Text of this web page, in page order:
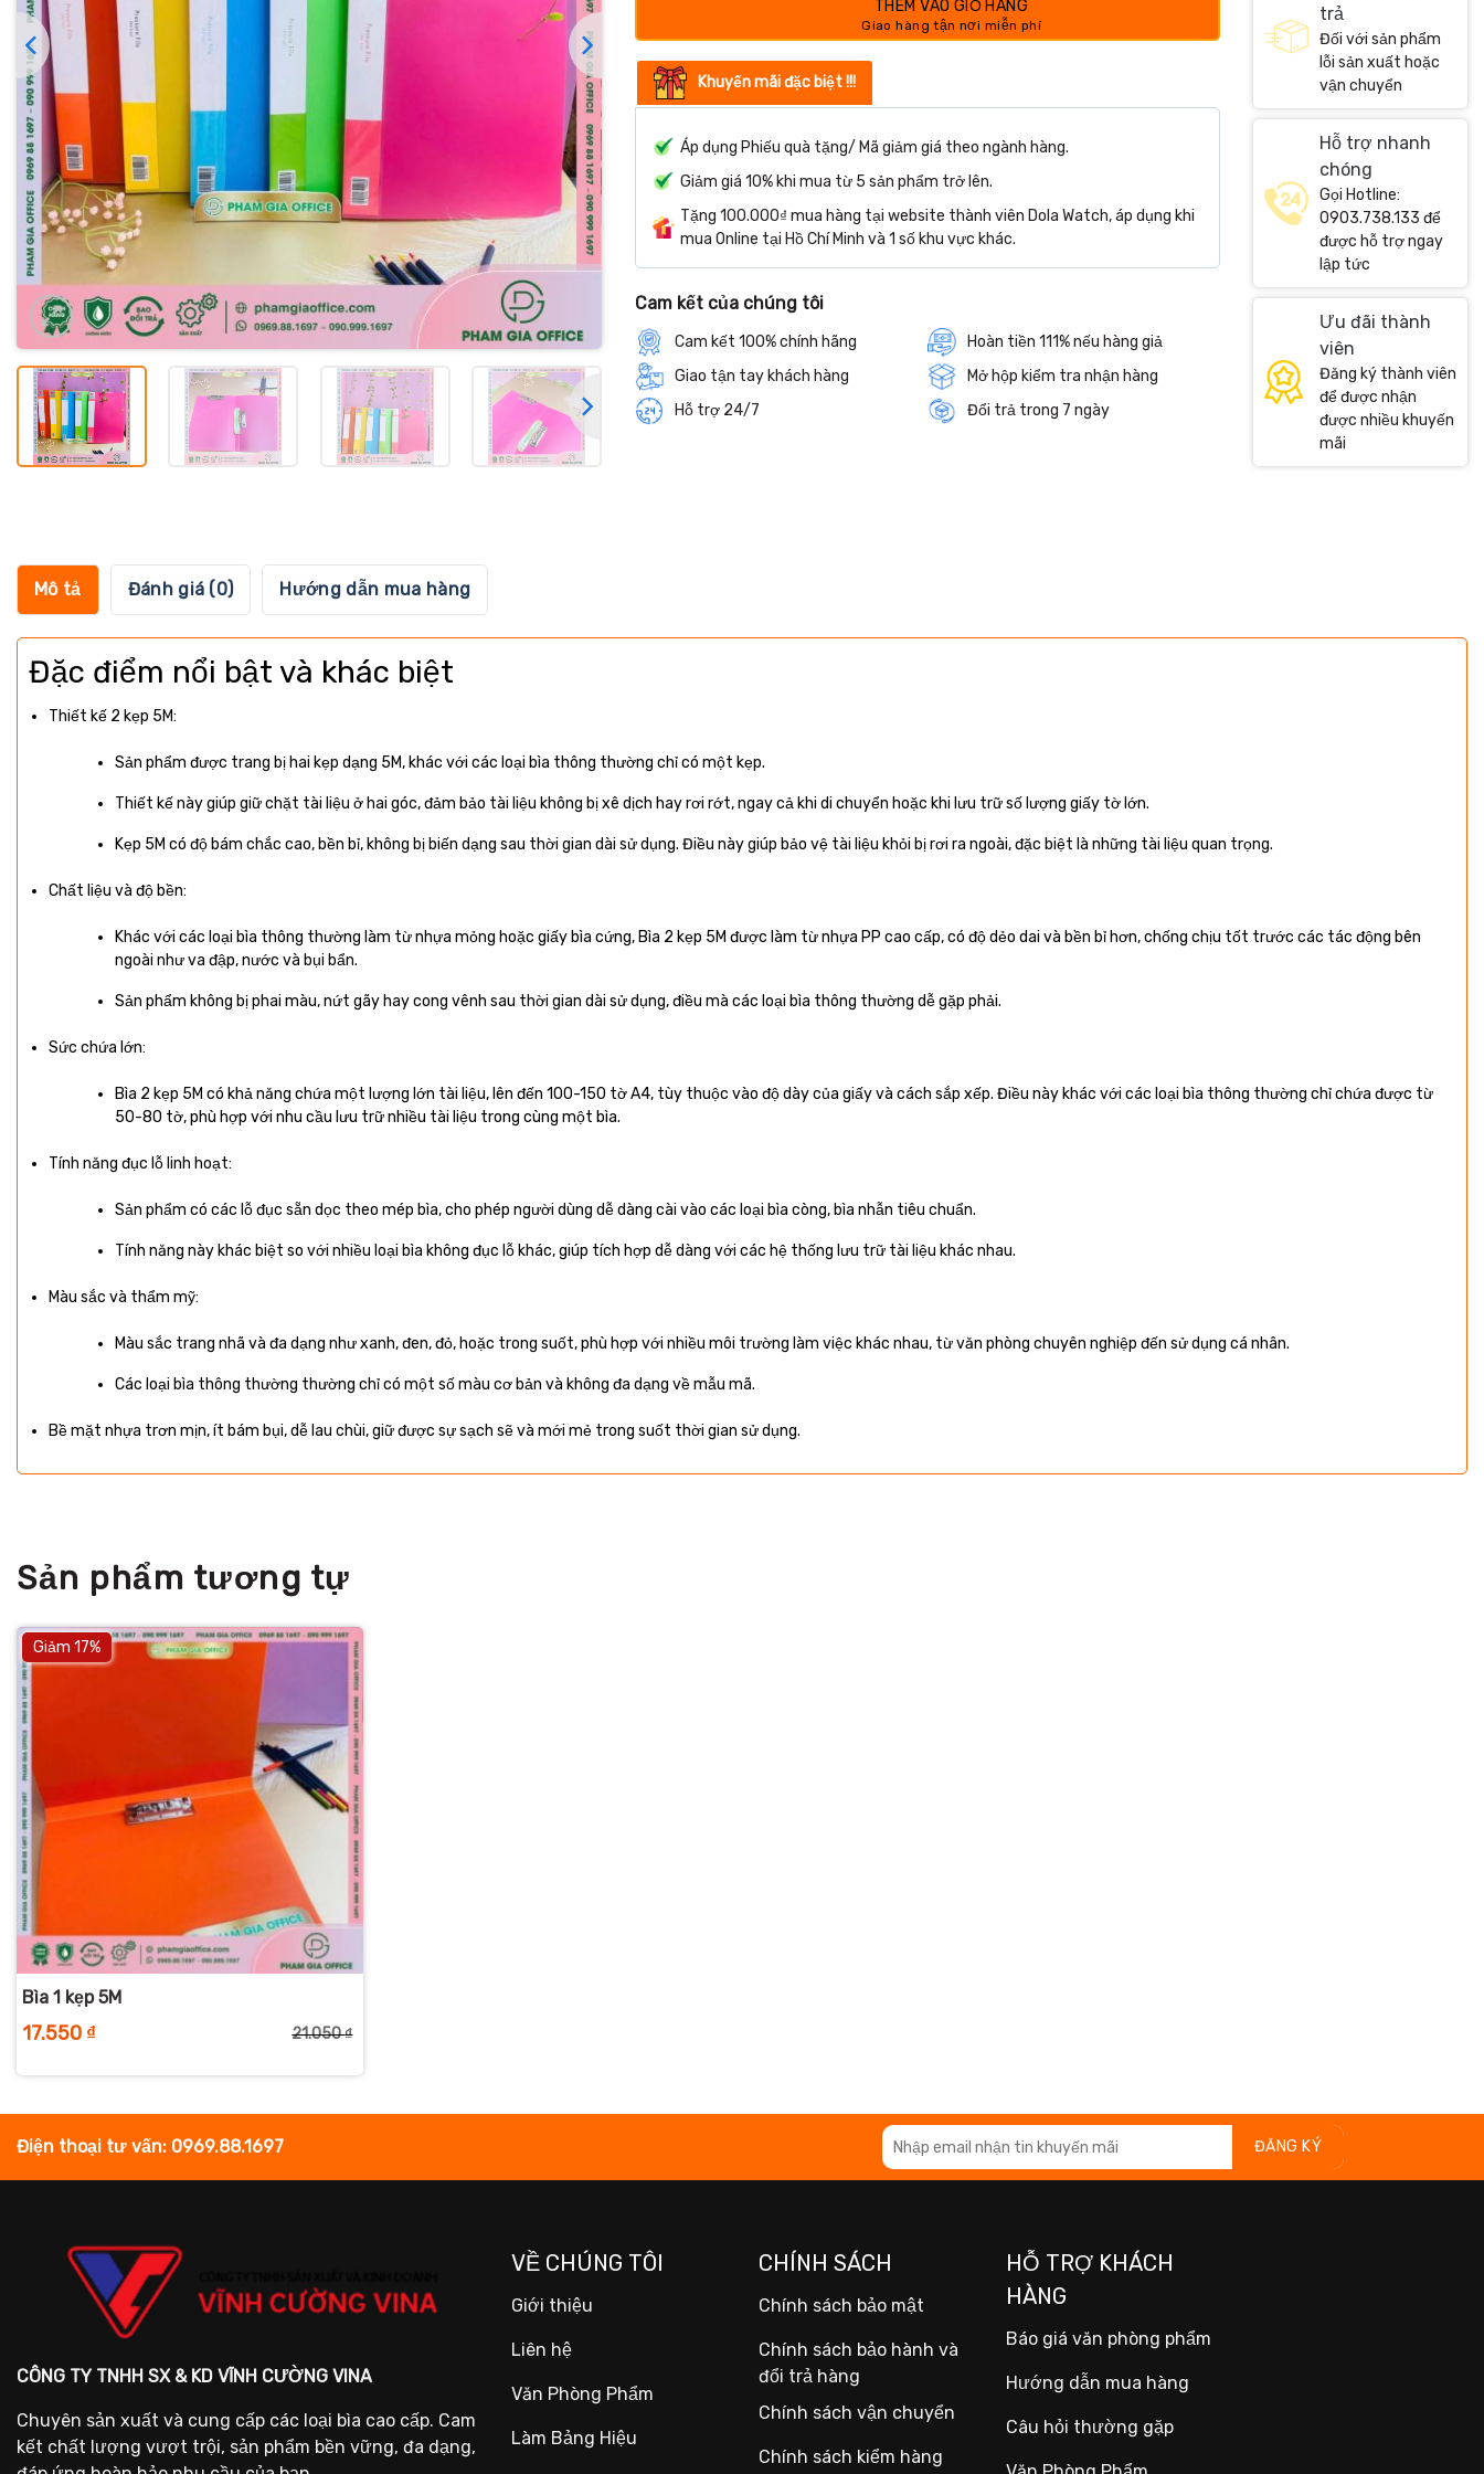
THÊM VÀO GIỎ HÀNG
Khuyến mãi đặc biệt !!!
Áp dụng Phiếu quà tặng/ Mã giảm giá theo ngành hàng.
Giảm giá 10% khi mua từ 5 sản phẩm trở lên.
Tặng 100.000₫ mua hàng tại website thành viên Dola Watch, áp dụng khi
mua Online tại Hồ Chí Minh và 1 số khu vực khác.
Cam kết của chúng tôi
Cam kết 100% chính hãng
Hoàn tiền 111% nếu hàng giả
Giao tận tay khách hàng
Mở hộp kiểm tra nhận hàng
Hỗ trợ 24/7
Đổi trả trong 7 ngày
trả
Đối với sản phẩm
lỗi sản xuất hoặc
vận chuyển
Hỗ trợ nhanh
chóng
Gọi Hotline:
0903.738.133 để
được hỗ trợ ngay
lập tức
Ưu đãi thành
viên
Đăng ký thành viên
để được nhận
được nhiều khuyến
mãi
Mô tả Đánh giá (0) Hướng dẫn mua hàng
Đặc điểm nổi bật và khác biệt
Thiết kế 2 kẹp 5M:
Sản phẩm được trang bị hai kẹp dạng 5M, khác với các loại bìa thông thường chỉ có một kẹp.
Thiết kế này giúp giữ chặt tài liệu ở hai góc, đảm bảo tài liệu không bị xê dịch hay rơi rớt, ngay cả khi di chuyển hoặc khi lưu trữ số lượng giấy tờ lớn.
Kẹp 5M có độ bám chắc cao, bền bỉ, không bị biến dạng sau thời gian dài sử dụng. Điều này giúp bảo vệ tài liệu khỏi bị rơi ra ngoài, đặc biệt là những tài liệu quan trọng.
Chất liệu và độ bền:
Khác với các loại bìa thông thường làm từ nhựa mỏng hoặc giấy bìa cứng, Bìa 2 kẹp 5M được làm từ nhựa PP cao cấp, có độ dẻo dai và bền bỉ hơn, chống chịu tốt trước các tác động bên
ngoài như va đập, nước và bụi bẩn.
Sản phẩm không bị phai màu, nứt gãy hay cong vênh sau thời gian dài sử dụng, điều mà các loại bìa thông thường dễ gặp phải.
Sức chứa lớn:
Bìa 2 kẹp 5M có khả năng chứa một lượng lớn tài liệu, lên đến 100-150 tờ A4, tùy thuộc vào độ dày của giấy và cách sắp xếp. Điều này khác với các loại bìa thông thường chỉ chứa được từ
50-80 tờ, phù hợp với nhu cầu lưu trữ nhiều tài liệu trong cùng một bìa.
Tính năng đục lỗ linh hoạt:
Sản phẩm có các lỗ đục sẵn dọc theo mép bìa, cho phép người dùng dễ dàng cài vào các loại bìa còng, bìa nhẫn tiêu chuẩn.
Tính năng này khác biệt so với nhiều loại bìa không đục lỗ khác, giúp tích hợp dễ dàng với các hệ thống lưu trữ tài liệu khác nhau.
Màu sắc và thẩm mỹ:
Màu sắc trang nhã và đa dạng như xanh, đen, đỏ, hoặc trong suốt, phù hợp với nhiều môi trường làm việc khác nhau, từ văn phòng chuyên nghiệp đến sử dụng cá nhân.
Các loại bìa thông thường thường chỉ có một số màu cơ bản và không đa dạng về mẫu mã.
Bề mặt nhựa trơn mịn, ít bám bụi, dễ lau chùi, giữ được sự sạch sẽ và mới mẻ trong suốt thời gian sử dụng.
Sản phẩm tương tự
Giảm 17%
+
Bìa 1 kẹp 5M
21.050₫
là:
17.550 ₫
tại
Điện thoại tư vấn: 0969.88.1697
CÔNG TY TNHH SX & KD VĨNH CƯỜNG VINA
Chuyên sản xuất và cung cấp các loại bìa cao cấp. Cam
kết chất lượng vượt trội, sản phẩm bền vững, đa dạng,
VỀ CHÚNG TÔI
Giới thiệu
Liên hệ
Văn Phòng Phẩm
Làm Bảng Hiệu
CHÍNH SÁCH
Chính sách bảo mật
Chính sách bảo hành và
đổi trả hàng
Chính sách vận chuyển
Chính sách kiểm hàng
HỖ TRỢ KHÁCH
HÀNG
Báo giá văn phòng phẩm
Hướng dẫn mua hàng
Câu hỏi thường gặp